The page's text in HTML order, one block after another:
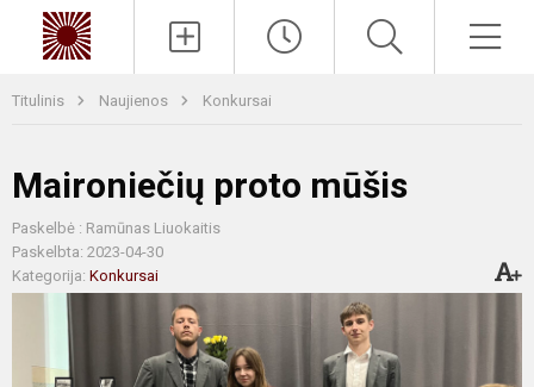
Titulinis Naujienos Konkursai
Maironiečių proto mūšis
Paskelbė : Ramūnas Liuokaitis
Paskelbta: 2023-04-30
Kategorija: Konkursai